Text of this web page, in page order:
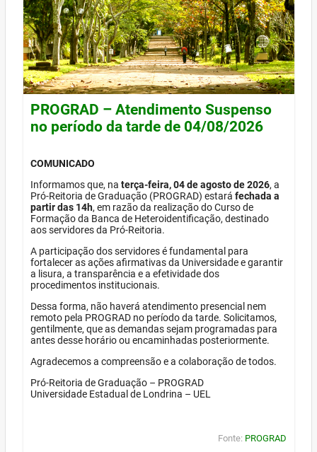
PROGRAD – Atendimento Suspenso
no período da tarde de 04/08/2026
COMUNICADO
Informamos que, na terça-feira, 04 de agosto de 2026, a
Pró-Reitoria de Graduação (PROGRAD) estará fechada a
partir das 14h, em razão da realização do Curso de
Formação da Banca de Heteroidentificação, destinado
aos servidores da Pró-Reitoria.
A participação dos servidores é fundamental para
fortalecer as ações afirmativas da Universidade e garantir
a lisura, a transparência e a efetividade dos
procedimentos institucionais.
Dessa forma, não haverá atendimento presencial nem
remoto pela PROGRAD no período da tarde. Solicitamos,
gentilmente, que as demandas sejam programadas para
antes desse horário ou encaminhadas posteriormente.
Agradecemos a compreensão e a colaboração de todos.
Pró-Reitoria de Graduação – PROGRAD
Universidade Estadual de Londrina – UEL
Fonte: PROGRAD